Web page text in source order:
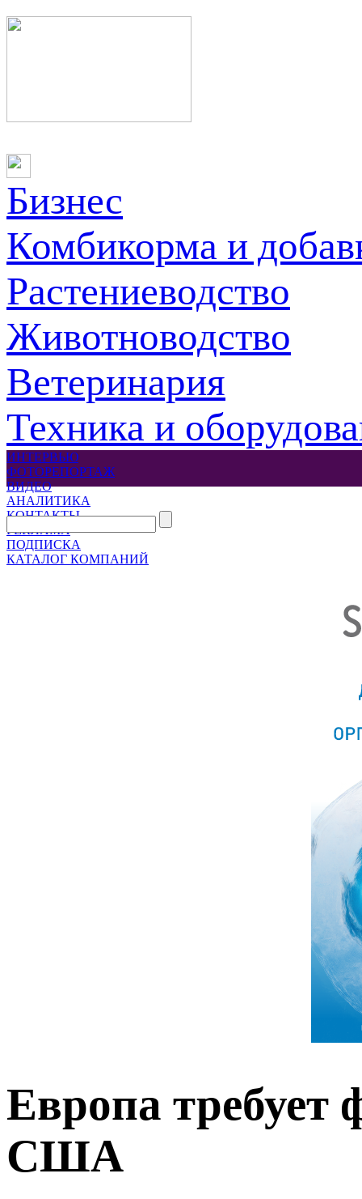
Бизнес
Комбикорма и
Растениеводство
Животноводство
Ветеринария
Техника и
ИНТЕРВЬЮ
ФОТОРЕПОРТАЖ
ВИДЕО
АНАЛИТИКА
КОНТАКТЫ
РЕКЛАМА
ПОДПИСКА
КАТАЛОГ КОМПАНИЙ
Европа требует
США